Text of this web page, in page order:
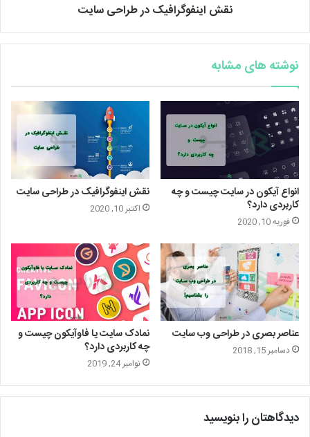
نقش اینفوگرافیک در طراحی سایت
نوشته های مشابه
انواع آیکون در سایت چیست و چه
کاربردی دارد؟
فوریه 10, 2020
نقش اینفوگرافیک در طراحی سایت
اکتبر 10, 2020
عناصر بصری در طراحی وب سایت
دسامبر 15, 2018
نمادک سایت یا فاوآیکون چیست و
چه کاربردی دارد؟
نوامبر 24, 2019
دیدگاهتان را بنویسید